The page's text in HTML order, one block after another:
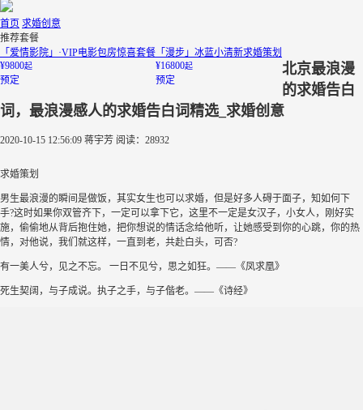
首页 求婚创意
推荐套餐
「爱情影院」·VIP电影包房惊喜套餐
¥9800起
预定
「漫步」冰蓝小清新求婚策划
¥16800起
预定
北京最浪漫
的求婚告白
词，最浪漫感人的求婚告白词精选_求婚创意
2020-10-15 12:56:09 蒋宇芳 阅读：28932
求婚策划
男生最浪漫的瞬间是做饭，其实女生也可以求婚，但是好多人碍于面子，知如何下
手?这时如果你双管齐下，一定可以拿下它，这里不一定是女汉子，小女人，刚好实
施，偷偷地从背后抱住她，把你想说的情话念给他听，让她感受到你的心跳，你的热
情，对他说，我们就这样，一直到老，共赴白头，可否?
有一美人兮，见之不忘。 一日不见兮，思之如狂。——《凤求凰》
死生契阔，与子成说。执子之手，与子偕老。——《诗经》